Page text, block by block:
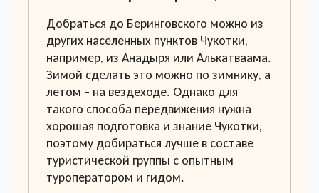
Добраться до Беринговского можно из
других населенных пунктов Чукотки,
например, из Анадыря или Алькатваама.
Зимой сделать это можно по зимнику, а
летом – на вездеходе. Однако для
такого способа передвижения нужна
хорошая подготовка и знание Чукотки,
поэтому добираться лучше в составе
туристической группы с опытным
туроператором и гидом.